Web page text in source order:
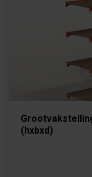
(hxbxd)